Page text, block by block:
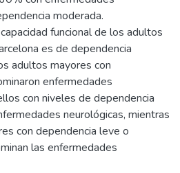
moderada.
funcional de los adultos
es de dependencia
adultos mayores con
enfermedades
con niveles de dependencia
neurológicas, mientras
con dependencia leve o
las enfermedades